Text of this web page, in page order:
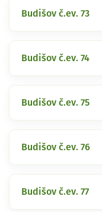
Budišov č.ev. 73
Budišov č.ev. 74
Budišov č.ev. 75
Budišov č.ev. 76
Budišov č.ev. 77